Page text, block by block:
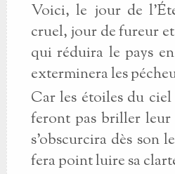
Voici, le jour de
cruel, jour de fureur
qui réduira le pays
exterminera les
Car les étoiles du
feront pas briller
s'obscurcira dès son
fera point luire sa